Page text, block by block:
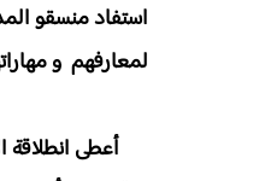
استفاد منسقو
لمعارفهم و
أعطى انطلاقة